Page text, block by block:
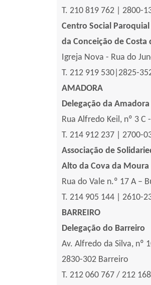
T. 210 819 762 | 2800-
Centro Social
da Conceição de Costa
Igreja Nova - Rua do
T. 212 919 530|2825-
AMADORA
Delegação da Amadora
Rua Alfredo Keil, nº 3 C
T. 214 912 237 | 2700-
Associação de
Alto da Cova da Moura
Rua do Vale n.º 17 A –
T. 214 905 144 | 2610-
BARREIRO
Delegação do Barreiro
Av. Alfredo da Silva, nº
2830-302 Barreiro
T. 212 060 767 / 212